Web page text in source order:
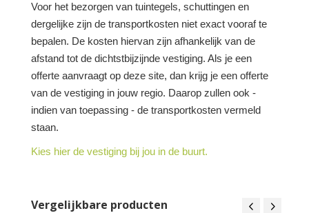
Voor het bezorgen van tuintegels, schuttingen en
dergelijke zijn de transportkosten niet exact vooraf te
bepalen. De kosten hiervan zijn afhankelijk van de
afstand tot de dichtstbijzijnde vestiging. Als je een
offerte aanvraagt op deze site, dan krijg je een offerte
van de vestiging in jouw regio. Daarop zullen ook -
indien van toepassing - de transportkosten vermeld
staan.
Kies hier de vestiging bij jou in de buurt.
Vergelijkbare producten